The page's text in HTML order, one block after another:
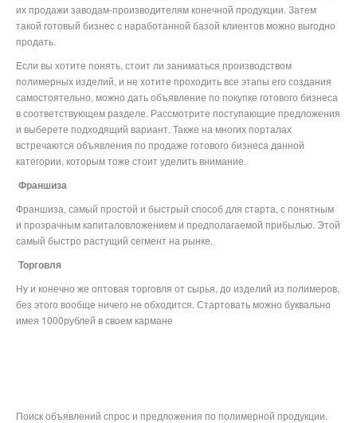
их продажи заводам-производителям конечной продукции. Затем
такой готовый бизнес с наработанной базой клиентов можно выгодно
продать.
Если вы хотите понять, стоит ли заниматься производством
полимерных изделий, и не хотите проходить все этапы его создания
самостоятельно, можно дать объявление по покупке готового бизнеса
в соответствующем разделе. Рассмотрите поступающие предложения
и выберете подходящий вариант. Также на многих порталах
встречаются объявления по продаже готового бизнеса данной
категории, которым тоже стоит уделить внимание.
Франшиза
Франшиза, самый простой и быстрый способ для старта, с понятным
и прозрачным капиталовложением и предполагаемой прибылью. Этой
самый быстро растущий сегмент на рынке.
Торговля
Ну и конечно же оптовая торговля от сырья, до изделий из полимеров,
без этого вообще ничего не обходится. Стартовать можно буквально
имея 1000рублей в своем кармане
Поиск объявлений спрос и предложения по полимерной продукции.